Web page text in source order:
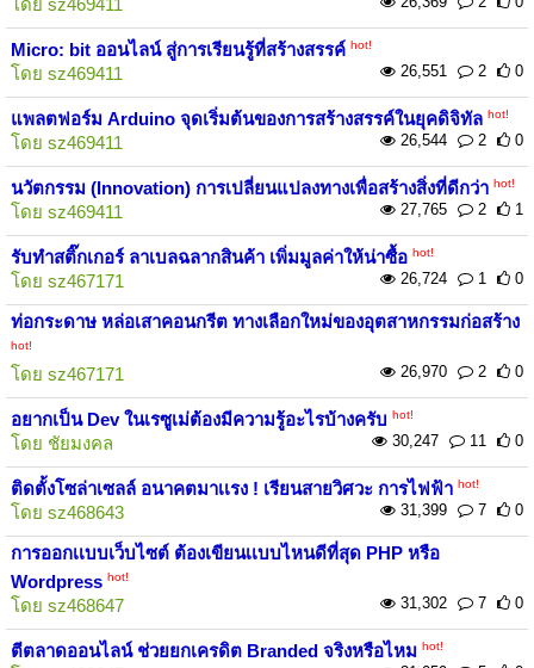
โดย sz469411
Micro: bit ออนไลน์ สู่การเรียนรู้ที่สร้างสรรค์ hot!
โดย sz469411 26,551 2 0
แพลตฟอร์ม Arduino จุดเริ่มต้นของการสร้างสรรค์ในยุคดิจิทัล hot!
โดย sz469411 26,544 2 0
นวัตกรรม (Innovation) การเปลี่ยนแปลงทางเพื่อสร้างสิ่งที่ดีกว่า hot!
โดย sz469411 27,765 2 1
รับทำสติ๊กเกอร์ ลาเบลฉลากสินค้า เพิ่มมูลค่าให้น่าซื้อ hot!
โดย sz467171 26,724 1 0
ท่อกระดาษ หล่อเสาคอนกรีต ทางเลือกใหม่ของอุตสาหกรรมก่อสร้าง
hot!
โดย sz467171 26,970 2 0
อยากเป็น Dev ในเรซูเม่ต้องมีความรู้อะไรบ้างครับ hot!
โดย ชัยมงคล 30,247 11 0
ติดตั้งโซล่าเซลล์ อนาคตมาเเรง ! เรียนสายวิศวะ การไฟฟ้า hot!
โดย sz468643 31,399 7 0
การออกเเบบเว็บไซต์ ต้องเขียนเเบบไหนดีที่สุด PHP หรือ
Wordpress hot!
โดย sz468647 31,302 7 0
ตีตลาดออนไลน์ ช่วยยกเครดิต Branded จริงหรือไหม hot!